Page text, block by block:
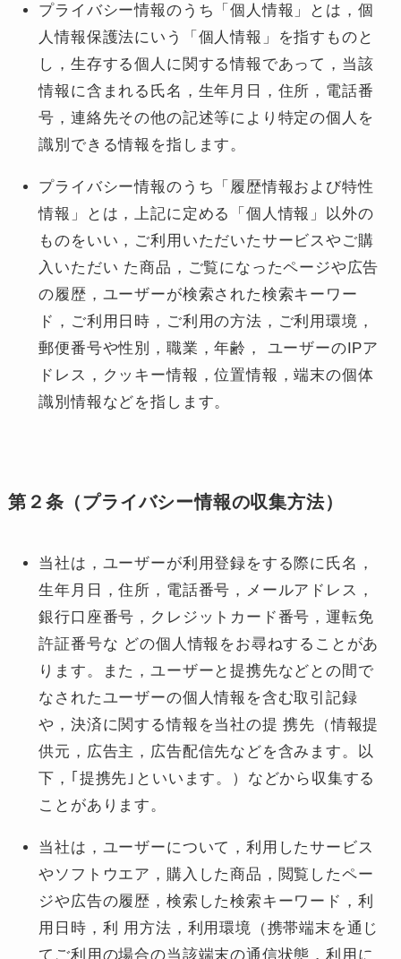
プライバシー情報のうち「個人情報」とは，個
人情報保護法にいう「個人情報」を指すものと
し，生存する個人に関する情報であって，当該
情報に含まれる氏名，生年月日，住所，電話番
号，連絡先その他の記述等により特定の個人を
識別できる情報を指します。
プライバシー情報のうち「履歴情報および特性
情報」とは，上記に定める「個人情報」以外の
ものをいい，ご利用いただいたサービスやご購
入いただい た商品，ご覧になったページや広告
の履歴，ユーザーが検索された検索キーワー
ド，ご利用日時，ご利用の方法，ご利用環境，
郵便番号や性別，職業，年齢， ユーザーのIPア
ドレス，クッキー情報，位置情報，端末の個体
識別情報などを指します。
第２条（プライバシー情報の収集方法）
当社は，ユーザーが利用登録をする際に氏名，
生年月日，住所，電話番号，メールアドレス，
銀行口座番号，クレジットカード番号，運転免
許証番号な どの個人情報をお尋ねすることがあ
ります。また，ユーザーと提携先などとの間で
なされたユーザーの個人情報を含む取引記録
や，決済に関する情報を当社の提 携先（情報提
供元，広告主，広告配信先などを含みます。以
下，｢提携先｣といいます。）などから収集する
ことがあります。
当社は，ユーザーについて，利用したサービス
やソフトウエア，購入した商品，閲覧したペー
ジや広告の履歴，検索した検索キーワード，利
用日時，利 用方法，利用環境（携帯端末を通じ
てご利用の場合の当該端末の通信状態，利用に